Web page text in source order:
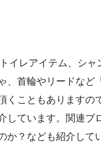
イレアイテム、シャ
、首輪やリードなど
くこともありますの
しています。関連ブ
か？なども紹介して